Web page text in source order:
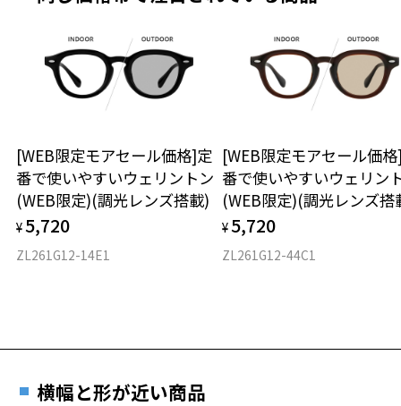
円(税込)を頂戴いたしますので、予めご了承ください。
※アウトレット商品は、販売から一定期間経過した商品などです。キ
ズ、汚れなどがあるB級品ではございません。
タイプ
材質
フロント素材：スーパーエンジニアリング・プラスチック
もっと見る
ダウンロード
[WEB限定モアセール価格]定
番で使いやすいウェリントン
(WEB限定)(調光レンズ搭載)
¥ 5,720
ZL261G12-14E1
[WEB限定モアセール価
番で使いやすいウェリン
(WEB限定)(調光レンズ搭
¥ 5,720
ZL261G12-44C1
横幅と形が近い商品